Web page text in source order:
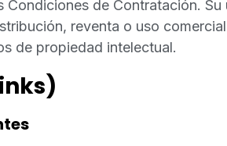
Condiciones de Contratación.
reventa o uso
de propiedad intelectual.